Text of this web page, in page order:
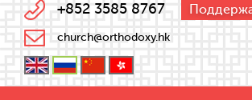
+852 3585 8767
church@orthodoxy.hk